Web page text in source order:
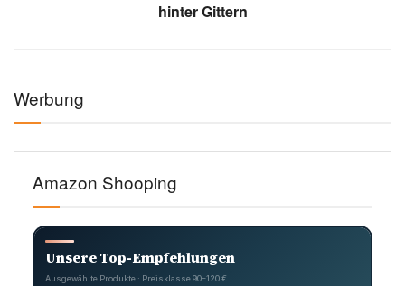
hinter Gittern
Werbung
Amazon Shooping
Unsere Top-Empfehlungen
Ausgewählte Produkte · Preisklasse 90–120 €